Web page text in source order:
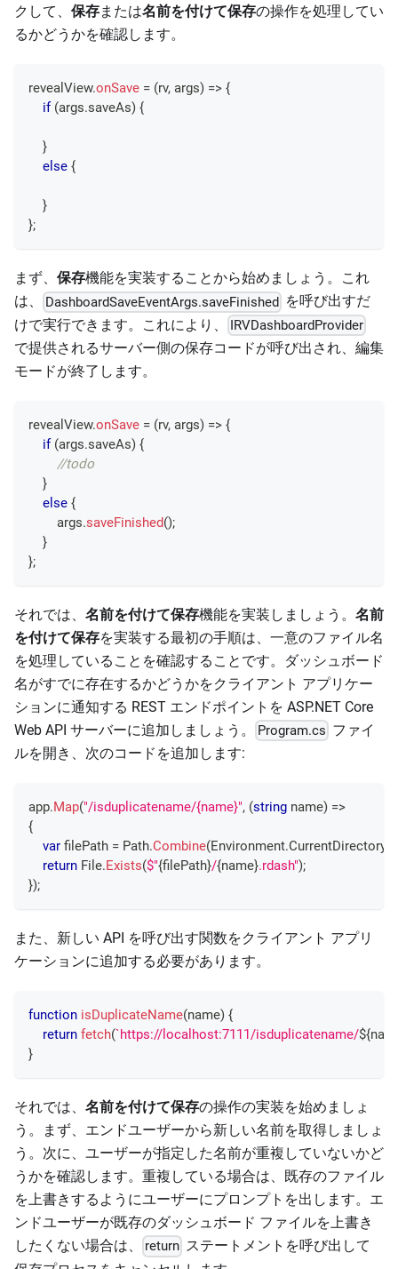
クして、 保存または名前を付けて保存の操作を処理してい
るかどうかを確認します。
revealView.onSave = (rv, args) => {
if (args.saveAs) {
}
else {
}
};
まず、 保存機能を実装することから始めましょう。これ
は、
DashboardSaveEventArgs.saveFinished を呼び出すだ
けで実行できます。これにより、
IRVDashboardProvider
で提供されるサーバー側の保存コードが呼び出され、編集
モードが終了します。
revealView.onSave = (rv, args) => {
if (args.saveAs) {
//todo
}
else {
        args
.saveFinished();
}
};
それでは、 名前を付けて保存機能を実装しましょう。 名前
を付けて保存を実装する最初の手順は、一意のファイル名
を処理していることを確認することです。ダッシュボード
名がすでに存在するかどうかをクライアント アプリケー
ションに通知する REST エンドポイントを ASP.NET Core
Web API サーバーに追加しましょう。
Program.cs ファイ
ルを開き、次のコードを追加します:
app.Map("/isduplicatename/{name}", (string name) =>
{
var filePath = Path.Combine(Environment.CurrentDirectory
return File.Exists($"{filePath}/{name}.rdash");
});
また、新しい API を呼び出す関数をクライアント アプリ
ケーションに追加する必要があります。
function isDuplicateName(name) {
return fetch(`https://localhost:7111/isduplicatename/${
}
それでは、 名前を付けて保存の操作の実装を始めましょ
う。まず、エンドユーザーから新しい名前を取得しましょ
う。次に、ユーザーが指定した名前が重複していないかど
うかを確認します。重複している場合は、既存のファイル
を上書きするようにユーザーにプロンプトを出します。エ
ンドユーザーが既存のダッシュボード ファイルを上書き
したくない場合は、
return ステートメントを呼び出して